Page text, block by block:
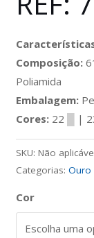
Composição:
Poliamida
Embalagem:
Cores: 22 |
SKU:Não
Categorias:Ouro
Cor